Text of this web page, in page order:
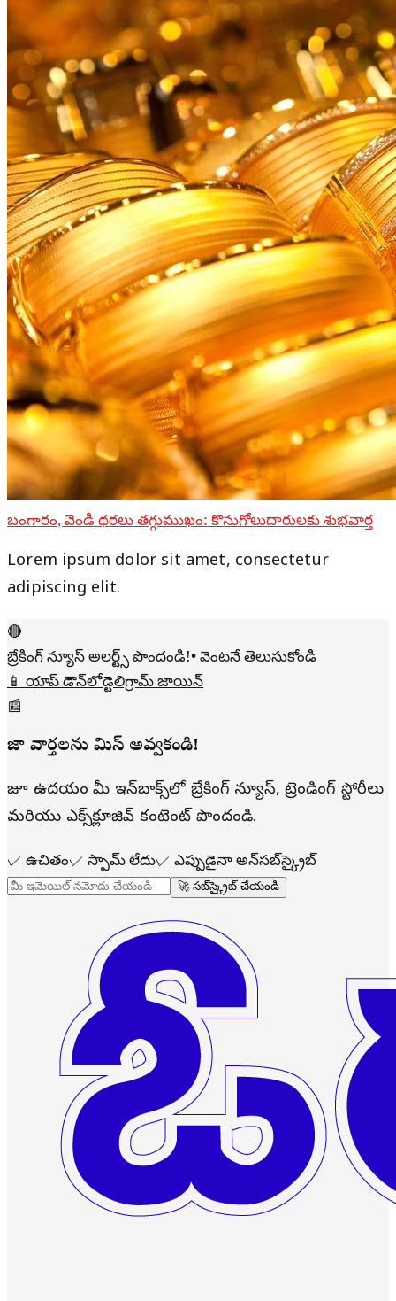
బంగారం, వెండి ధరలు తగ్గుముఖం: కొనుగోలుదారులకు శుభవార్త
Lorem ipsum dolor sit amet, consectetur
adipiscing elit.
🔴
బ్రేకింగ్ న్యూస్ అలర్ట్స్ పొందండి!• వెంటనే తెలుసుకోండి
📱 యాప్ డౌన్‌లోడ్టెలిగ్రామ్ జాయిన్
📰
తాజా వార్తలను మిస్ అవ్వకండి!
రోజూ ఉదయం మీ ఇన్‌బాక్స్‌లో బ్రేకింగ్ న్యూస్, ట్రెండింగ్ స్టోరీలు
మరియు ఎక్స్‌క్లూజివ్ కంటెంట్ పొందండి.
✓ ఉచితం✓ స్పామ్ లేదు✓ ఎప్పుడైనా అన్‌సబ్‌స్క్రైబ్
🚀 సబ్‌స్క్రైబ్ చేయండి